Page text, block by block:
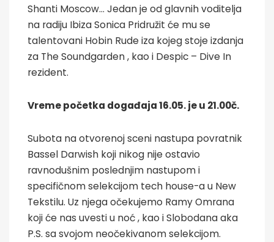
Shanti Moscow… Jedan je od glavnih voditelja
na radiju Ibiza Sonica Pridružit će mu se
talentovani Hobin Rude iza kojeg stoje izdanja
za The Soundgarden , kao i Despic – Dive In
rezident.
Vreme početka događaja 16.05. je u 21.00č.
Subota na otvorenoj sceni nastupa povratnik
Bassel Darwish koji nikog nije ostavio
ravnodušnim poslednjim nastupom i
specifičnom selekcijom tech house-a u New
Tekstilu. Uz njega očekujemo Ramy Omrana
koji će nas uvesti u noć , kao i Slobodana aka
P.S. sa svojom neočekivanom selekcijom.